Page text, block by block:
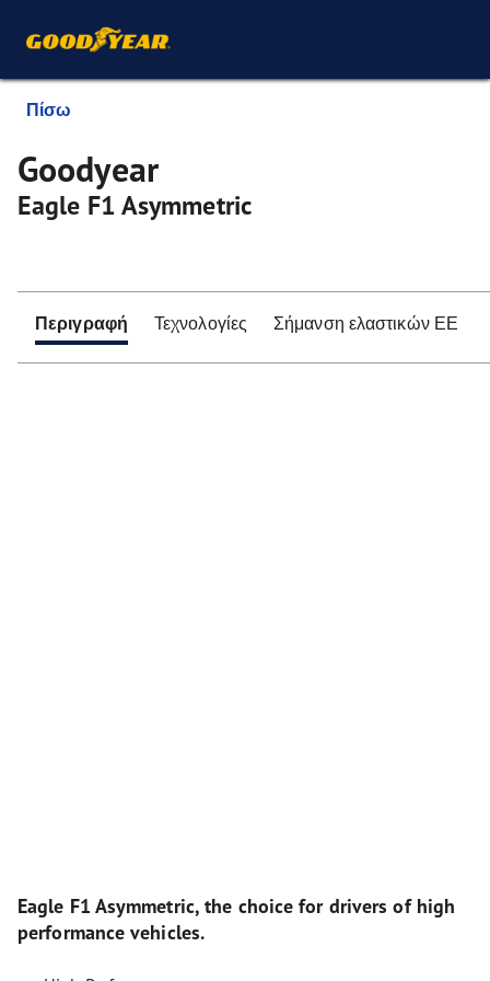
Πίσω
Goodyear
Eagle F1 Asymmetric
Περιγραφή Τεχνολογίες Σήμανση ελαστικών ΕΕ
Eagle F1 Asymmetric, the choice for drivers of high
performance vehicles.